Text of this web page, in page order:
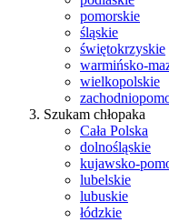
pomorskie
śląskie
świętokrzyskie
warmińsko-
wielkopolskie
Szukam chłopaka
Cała Polska
dolnośląskie
kujawsko-
lubelskie
lubuskie
łódzkie